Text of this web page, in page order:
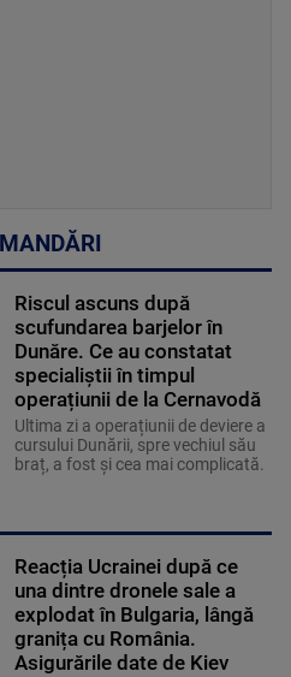
Riscul ascuns după
scufundarea barjelor în
Dunăre. Ce au constatat
specialiștii în timpul
operațiunii de la Cernavodă
Ultima zi a operațiunii de deviere a
cursului Dunării, spre vechiul său
braț, a fost și cea mai complicată.
Reacția Ucrainei după ce
una dintre dronele sale a
explodat în Bulgaria, lângă
granița cu România.
Asigurările date de Kiev